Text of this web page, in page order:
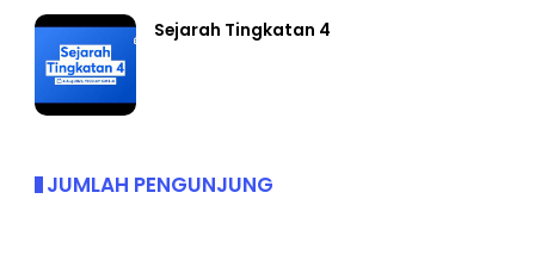
Sejarah Tingkatan 4
JUMLAH PENGUNJUNG